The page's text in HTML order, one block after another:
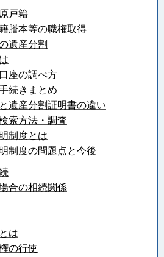
戸籍
謄本等の職権取得
遺産分割
座の調べ方
続きまとめ
遺産分割証明書の違い
索方法・調査
制度とは
制度の問題点と今後
合の相続関係
は
の行使